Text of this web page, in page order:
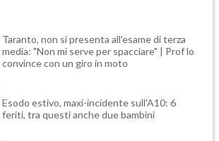
Taranto, non si presenta all'esame di terza
media: "Non mi serve per spacciare" | Prof lo
convince con un giro in moto
Esodo estivo, maxi-incidente sull'A10: 6
feriti, tra questi anche due bambini